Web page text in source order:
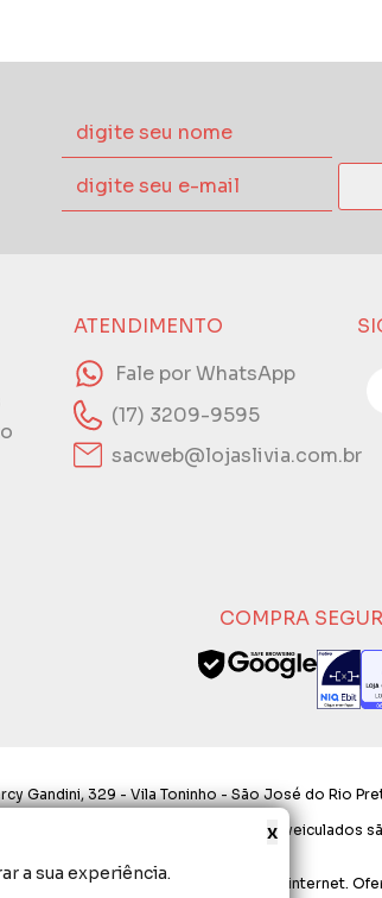
a sua experiência.
x
ATENDIMENTO
Fale por WhatsApp
(17) 3209-9595
sacweb@lojaslivia.com.br
COMPRA
Gandini, 329 - Vila Toninho - São José do Rio
As fotos, textos e layout aqui veiculados
autorização.
exclusivos para compras via internet.